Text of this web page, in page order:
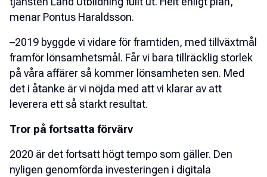
menar Pontus Haraldsson.
–2019 byggde vi vidare för framtiden, med tillväxtmål
framför lönsamhetsmål. Får vi bara tillräcklig storlek
på våra affärer så kommer lönsamheten sen. Med
det i åtanke är vi nöjda med att vi klarar av att
leverera ett så starkt resultat.
Tror på fortsatta förvärv
2020 är det fortsatt högt tempo som gäller. Den
nyligen genomförda investeringen i digitala